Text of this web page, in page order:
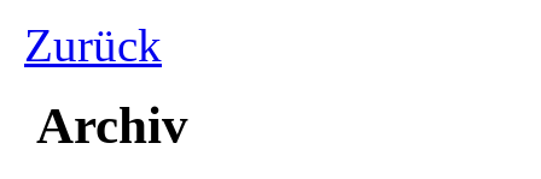
Zurück
Archiv